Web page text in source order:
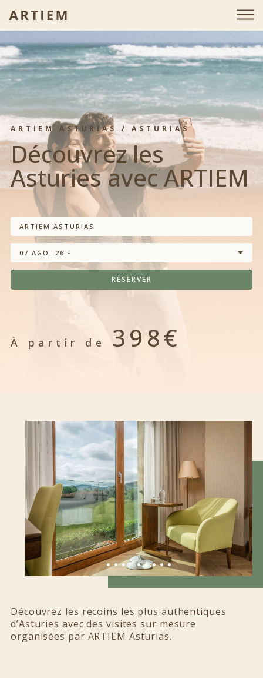
ARTIEM ASTURIAS / ASTURIAS
Découvrez les
Asturies avec ARTIEM
ARTIEM ASTURIAS
07 AGO. 26 -
RÉSERVER
À partir de 398€
Découvrez les recoins les plus authentiques
d’Asturies avec des visites sur mesure
organisées par ARTIEM Asturias.